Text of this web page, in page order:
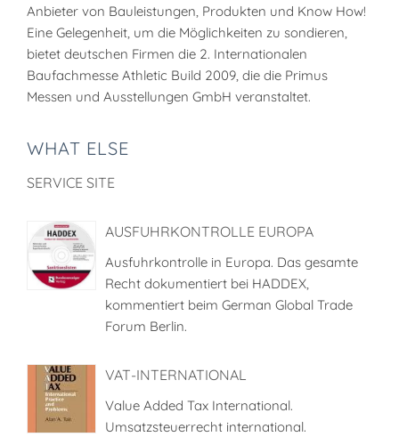
Anbieter von Bauleistungen, Produkten und Know How!
Eine Gelegenheit, um die Möglichkeiten zu sondieren,
bietet deutschen Firmen die 2. Internationalen
Baufachmesse Athletic Build 2009, die die Primus
Messen und Ausstellungen GmbH veranstaltet.
WHAT ELSE
SERVICE SITE
AUSFUHRKONTROLLE EUROPA
Ausfuhrkontrolle in Europa. Das gesamte
Recht dokumentiert bei HADDEX,
kommentiert beim German Global Trade
Forum Berlin.
VAT-INTERNATIONAL
Value Added Tax International.
Umsatzsteuerrecht international.